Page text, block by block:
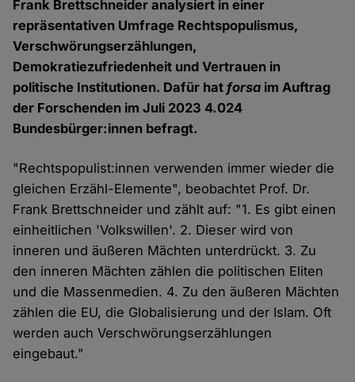
Frank Brettschneider analysiert in einer
repräsentativen Umfrage Rechtspopulismus,
Verschwörungserzählungen,
Demokratiezufriedenheit und Vertrauen in
politische Institutionen. Dafür hatforsa im Auftrag
der Forschenden im Juli 2023 4.024
Bundesbürger:innen befragt.
"Rechtspopulist:innen verwenden immer wieder die
gleichen Erzähl-Elemente", beobachtet Prof. Dr.
Frank Brettschneider und zählt auf: "1. Es gibt einen
einheitlichen 'Volkswillen'. 2. Dieser wird von
inneren und äußeren Mächten unterdrückt. 3. Zu
den inneren Mächten zählen die politischen Eliten
und die Massenmedien. 4. Zu den äußeren Mächten
zählen die EU, die Globalisierung und der Islam. Oft
werden auch Verschwörungserzählungen
eingebaut."